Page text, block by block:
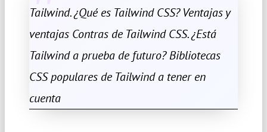
Tailwind. ¿Qué es Tailwind CSS? Ventajas y
ventajas Contras de Tailwind CSS. ¿Está
Tailwind a prueba de futuro? Bibliotecas
CSS populares de Tailwind a tener en
cuenta